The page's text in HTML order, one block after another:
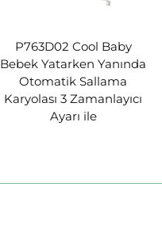
P763D02 Cool Baby
Bebek Yatarken Yanında
Otomatik Sallama
Karyolası 3 Zamanlayıcı
Ayarı ile